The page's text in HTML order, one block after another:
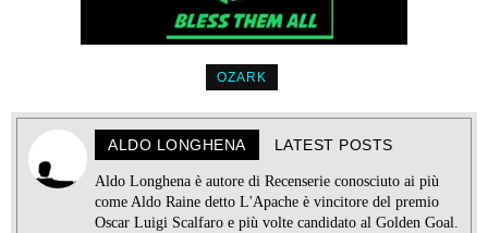
OZARK
ALDO LONGHENA LATEST POSTS
Aldo Longhena è autore di Recenserie conosciuto ai più
come Aldo Raine detto L'Apache è vincitore del premio
Oscar Luigi Scalfaro e più volte candidato al Golden Goal.